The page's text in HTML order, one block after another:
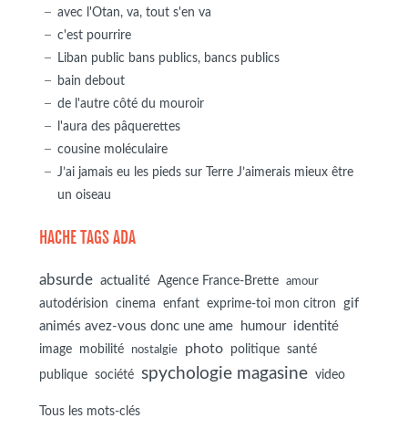
avec l'Otan, va, tout s'en va
c'est pourrire
Liban public bans publics, bancs publics
bain debout
de l'autre côté du mouroir
l'aura des pâquerettes
cousine moléculaire
J’ai jamais eu les pieds sur Terre J’aimerais mieux être
un oiseau
HACHE TAGS ADA
absurde actualité Agence France-Brette amour
autodérision cinema enfant exprime-toi mon citron
gif
animés avez-vous donc une ame
humour identité
image mobilité nostalgie photo politique
santé
publique
société spychologie magasine video
Tous les mots-clés